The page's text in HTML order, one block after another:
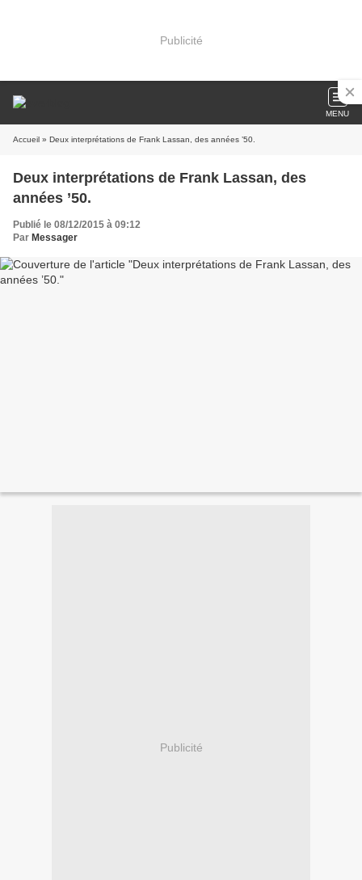
Publicité
MENU
Accueil » Deux interprétations de Frank Lassan, des années ’50.
Deux interprétations de Frank Lassan, des
années ’50.
Publié le 08/12/2015 à 09:12
Par Messager
Publicité